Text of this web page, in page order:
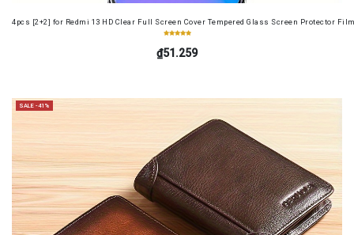
4pcs [2+2] for Redmi 13 HD Clear Full Screen Cover Tempered Glass Screen Protector
₫51.259
SALE -41%